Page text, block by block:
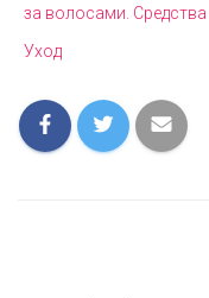
за волосами. Средства
Уход